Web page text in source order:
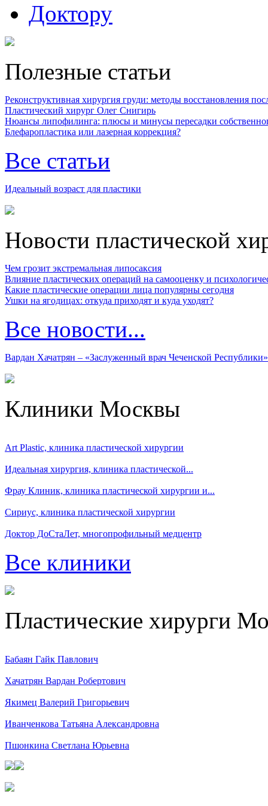
Доктору
Полезные статьи
Реконструктивная хирургия груди: методы восстановления
Пластический хирург Олег Снигирь
Нюансы липофилинга: плюсы и минусы пересадки
Блефаропластика или лазерная коррекция?
Все статьи
Идеальный возраст для пластики
Новости пластической
Чем грозит экстремальная липосаксия
Влияние пластических операций на самооценку и
Какие пластические операции лица популярны сегодня
Ушки на ягодицах: откуда приходят и куда уходят?
Все новости...
Вардан Хачатрян – «Заслуженный врач Чеченской Республики»
Клиники Москвы
Art Plastic, клиника пластической хирургии
Идеальная хирургия, клиника пластической...
Фрау Клиник, клиника пластической хирургии и...
Сириус, клиника пластической хирургии
Доктор ДоСтаЛет, многопрофильный медцентр
Все клиники
Пластические хирурги
Бабаян Гайк Павлович
Хачатрян Вардан Робертович
Якимец Валерий Григорьевич
Иванченкова Татьяна Александровна
Пшонкина Светлана Юрьевна